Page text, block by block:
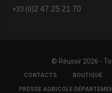
+33 (0)2 47 25 21 70
© Réussir 2026 -
FOOTER
COPYRIGHT
CONTACTS BOUTIQUE
PRESSE AGRICOLE